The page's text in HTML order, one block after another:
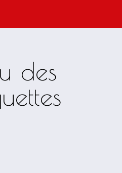
des